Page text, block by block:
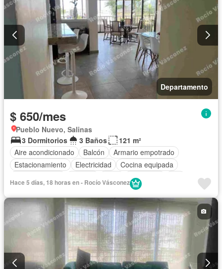
Departamento
$ 650/mes
Pueblo Nuevo, Salinas
3 Dormitorios
3 Baños
121 m²
Aire acondicionado
Balcón
Armario empotrado
Estacionamiento
Electricidad
Cocina equipada
Seguridad
Completamente amoblado
Hace 5 días, 18 horas en - Rocío Vásconez